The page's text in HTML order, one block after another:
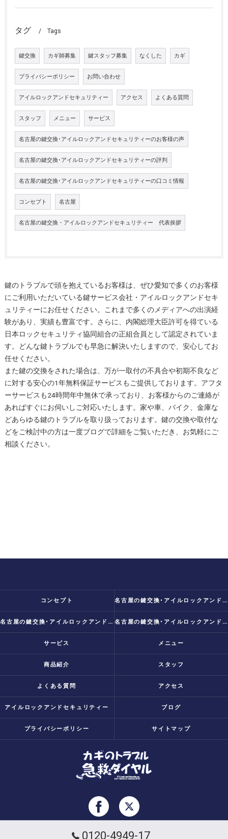
タグ Tags
鍵交換 カギ師募集 鍵スタッフ募集 なくした カギ
プライバシーポリシー お問い合わせ
アイルロックアンドセキュリティー アクセス よくある質問
スタッフ メニュー サービス
名古屋の鍵交換･アイルロックアンドセキュリティーのお客様の声
名古屋の鍵交換･アイルロックアンドセキュリティーの評判
名古屋の鍵交換･アイルロックアンドセキュリティーの口コミ情報
コンセプト 名古屋
名古屋の鍵交換・アイルロックアンドセキュリティー 代表挨拶
鍵のトラブルで頭を抱えているお客様は、ぜひ愛知で多くのお客様
にご利用いただいている鍵サービス会社・アイルロックアンドセキ
ュリティーにお任せください。これまで多くのメディアへの出演経
験があり、実績も豊富です。さらに、内閣総理大臣許可を得ている
日本ロックセキュリティ協同組合の正組合員として認定されていま
す。どんな鍵トラブルでも早急に解決いたしますので、安心してお
任せください。
また鍵の交換をされた場合は、万が一取付の不具合や初期不良など
に対する安心の1年無料保証サービスもご提供しております。アフタ
ーサービスも24時間年中無休で承っており、お客様からのご連絡が
あればすぐにお伺いしご対応いたします。家や車、バイク、金庫な
どあらゆる鍵のトラブルを取り扱っております。鍵の交換や取付な
どをご検討中の方は一度ブログで詳細をご覧いただき、お気軽にご
相談ください。
0120-4949-17
コンセプト 名古屋の鍵交換･アイルロックアンドセキュリティー 代表挨拶
名古屋の鍵交換･アイルロックアンドセキュリティーの評判 名古屋の鍵交換･アイルロックアンドセキュリティーのお客様の声
サービス メニュー
商品紹介 スタッフ
よくある質問 アクセス
アイルロックアンドセキュリティー ブログ
プライバシーポリシー サイトマップ